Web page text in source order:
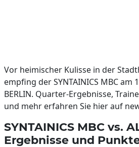
Vor heimischer Kulisse in der
empfing der SYNTAINICS MBC am
BERLIN. Quarter-Ergebnisse,
und mehr erfahren Sie hier auf
SYNTAINICS MBC vs.
Ergebnisse und